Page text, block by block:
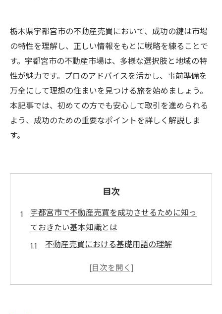
栃木県宇都宮市の不動産売買において、成功の鍵は市場
の特性を理解し、正しい情報をもとに戦略を練ることで
す。宇都宮市の不動産市場は、多様な選択肢と地域の特
性が魅力です。プロのアドバイスを活かし、事前準備を
万全にして理想の住まいを見つける旅を始めましょう。
本記事では、初めての方でも安心して取引を進められる
よう、成功のための重要なポイントを詳しく解説しま
す。
目次
宇都宮市で不動産売買を成功させるために知っ
ておきたい基本知識とは
不動産売買における基礎用語の理解
宇都宮市特有の不動産市場の動向